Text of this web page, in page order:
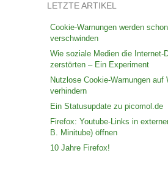
LETZTE ARTIKEL
Cookie-Warnungen werden
verschwinden
Wie soziale Medien die Internet-
zerstörten – Ein Experiment
Nutzlose Cookie-Warnungen auf
verhindern
Ein Statusupdate zu picomol.de
Firefox: Youtube-Links in
B. Minitube) öffnen
10 Jahre Firefox!